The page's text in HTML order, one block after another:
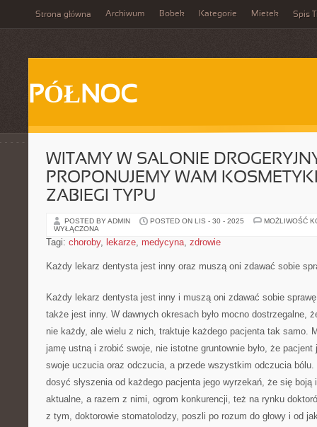
Strona główna Archiwum Bobek Kategorie Mietek Spis
PÓŁNOC
WITAMY W SALONIE
PROPONUJEMY WAM
ZABIEGI TYPU
POSTED BY ADMIN POSTED ON LIS - 30 - 2025
MOŻLIWOŚĆ
WYŁĄCZONA
Tagi: choroby, lekarze, medycyna, zdrowie
Każdy lekarz dentysta jest inny oraz muszą oni zdawać sobie
Każdy lekarz dentysta jest inny i muszą oni zdawać sobie
także jest inny. W dawnych okresach było mocno dostrzegalne,
nie każdy, ale wielu z nich, traktuje każdego pacjenta tak samo.
jamę ustną i zrobić swoje, nie istotne gruntownie było, że pacjent
swoje uczucia oraz odczucia, a przede wszystkim odczucia
dosyć słyszenia od każdego pacjenta jego wyrzekań, że się boją
aktualne, a razem z nimi, ogrom konkurencji, też na rynku
z tym, doktorowie stomatolodzy, poszli po rozum do głowy i od